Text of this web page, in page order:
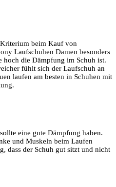
beim Kauf von
Laufschuhen Damen besonders
hoch die Dämpfung im Schuh ist.
fühlt sich der Laufschuh an
laufen am besten in Schuhen mit
eine gute Dämpfung haben.
und Muskeln beim Laufen
dass der Schuh gut sitzt und nicht